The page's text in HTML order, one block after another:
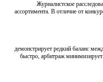
Журналистское
ассортимента. В отличие от
демонстрирует редкий баланс
быстро, арбитраж